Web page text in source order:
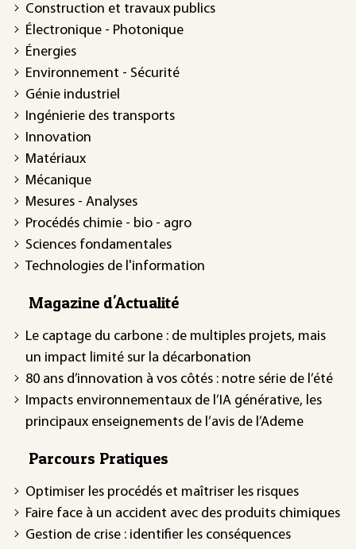
Construction et travaux publics
Électronique - Photonique
Énergies
Environnement - Sécurité
Génie industriel
Ingénierie des transports
Innovation
Matériaux
Mécanique
Mesures - Analyses
Procédés chimie - bio - agro
Sciences fondamentales
Technologies de l'information
Magazine d'Actualité
Le captage du carbone : de multiples projets, mais
un impact limité sur la décarbonation
80 ans d’innovation à vos côtés : notre série de l’été
Impacts environnementaux de l’IA générative, les
principaux enseignements de l’avis de l’Ademe
Parcours Pratiques
Optimiser les procédés et maîtriser les risques
Faire face à un accident avec des produits chimiques
Gestion de crise : identifier les conséquences